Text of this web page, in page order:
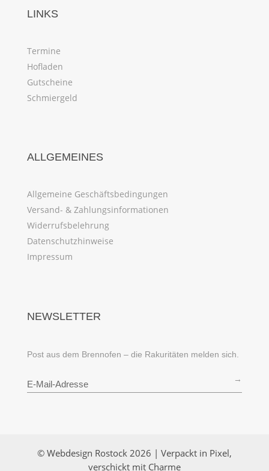
LINKS
Termine
Hofladen
Gutscheine
Schmiergeld
ALLGEMEINES
Allgemeine Geschäftsbedingungen
Versand- & Zahlungsinformationen
Widerrufsbelehrung
Datenschutzhinweise
Impressum
NEWSLETTER
Post aus dem Brennofen – die Rakuritäten melden sich.
→
© Webdesign Rostock 2026 | Verpackt in Pixel,
verschickt mit Charme